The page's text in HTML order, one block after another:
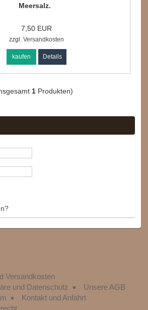
Meersalz.
7,50 EUR
zzgl. Versandkosten
kaufen Details
1 Produkten)
Versandkosten
und Datenschutz
Unsere AGB
Kontakt und Anfahrt